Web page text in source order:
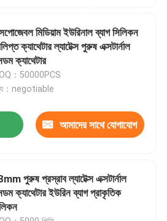
মিডিয়াম ইউরিনাল ব্যাগ সিলিকন
ক্যাথেটার ল্যাটেক্স পুরুষ এক্সটার্নাল
ক্যাথেটার
：50000PCS
：negotiable
আমাদের সাথে যোগাযোগ
পুরুষ প্রস্রাব ল্যাটেক্স এক্সটার্নাল
ক্যাথেটার ইউরিন ব্যাগ প্রাকৃতিক